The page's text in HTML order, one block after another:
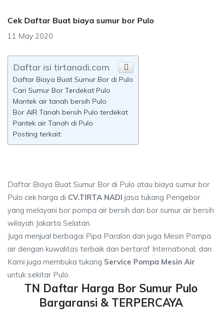
Cek Daftar Buat biaya sumur bor Pulo
11 May 2020
Daftar isi tirtanadi.com
Daftar Biaya Buat Sumur Bor di Pulo
Cari Sumur Bor Terdekat Pulo
Mantek air tanah bersih Pulo
Bor AIR Tanah bersih Pulo terdekat
Pantek air Tanah di Pulo
Posting terkait:
Daftar Biaya Buat Sumur Bor di Pulo atau biaya sumur bor
Pulo cek harga di CV.TIRTA NADI jasa tukang Pengebor
yang melayani bor pompa air bersih dan bor sumur air bersih
wilayah Jakarta Selatan.
Juga menjual berbagai Pipa Paralon dan juga Mesin Pompa
air dengan kuwalitas terbaik dan bertaraf International, dan
Kami juga membuka tukang Service Pompa Mesin Air
untuk sekitar Pulo.
TN Daftar Harga Bor Sumur Pulo
Bargaransi & TERPERCAYA